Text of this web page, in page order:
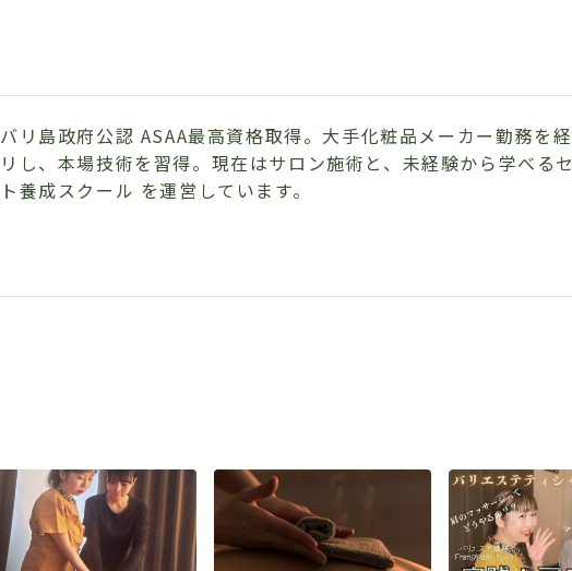
バリ島政府公認 ASAA最高資格取得。大手化粧品メーカー勤務を
リし、本場技術を習得。現在はサロン施術と、未経験から学べる
ト養成スクール を運営しています。